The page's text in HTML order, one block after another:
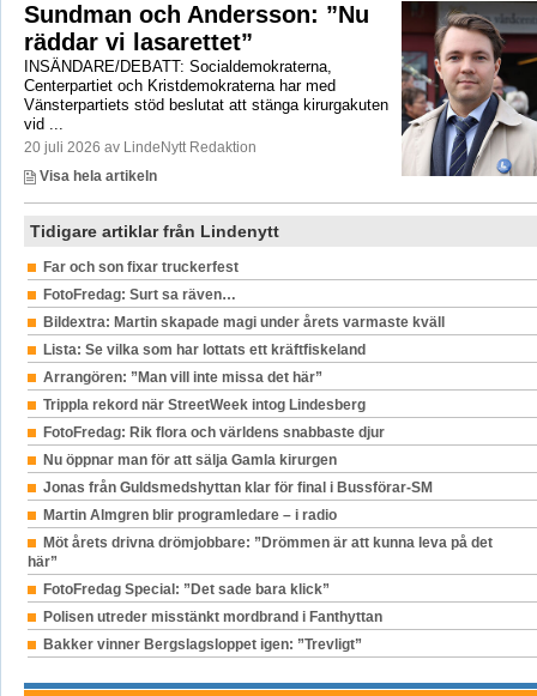
Sundman och Andersson: ”Nu
räddar vi lasarettet”
INSÄNDARE/DEBATT: Socialdemokraterna,
Centerpartiet och Kristdemokraterna har med
Vänsterpartiets stöd beslutat att stänga kirurgakuten
vid ...
20 juli 2026 av LindeNytt Redaktion
Visa hela artikeln
Tidigare artiklar från Lindenytt
Far och son fixar truckerfest
FotoFredag: Surt sa räven…
Bildextra: Martin skapade magi under årets varmaste kväll
Lista: Se vilka som har lottats ett kräftfiskeland
Arrangören: ”Man vill inte missa det här”
Trippla rekord när StreetWeek intog Lindesberg
FotoFredag: Rik flora och världens snabbaste djur
Nu öppnar man för att sälja Gamla kirurgen
Jonas från Guldsmedshyttan klar för final i Bussförar-SM
Martin Almgren blir programledare – i radio
Möt årets drivna drömjobbare: ”Drömmen är att kunna leva på det
här”
FotoFredag Special: ”Det sade bara klick”
Polisen utreder misstänkt mordbrand i Fanthyttan
Bakker vinner Bergslagsloppet igen: ”Trevligt”